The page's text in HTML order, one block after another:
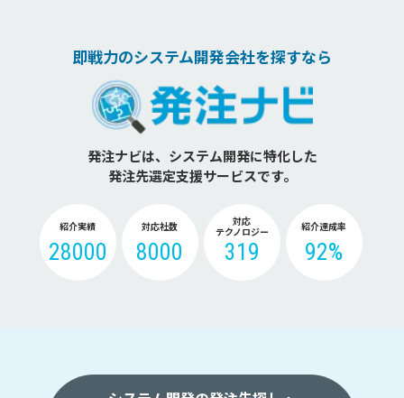
即戦力のシステム開発会社を探すなら
発注ナビは、システム開発に特化した
発注先選定支援サービスです。
紹介実績
28000
対応社数
8000
対応
テクノロジー
319
紹介達成率
92%